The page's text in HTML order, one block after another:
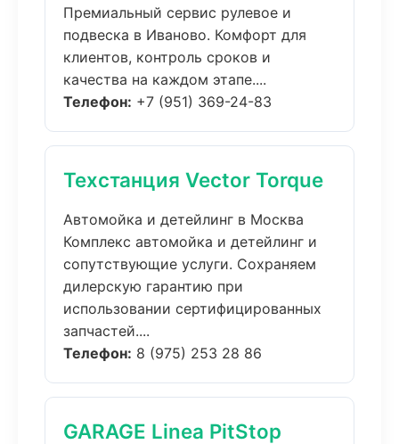
Премиальный сервис рулевое и
подвеска в Иваново. Комфорт для
клиентов, контроль сроков и
качества на каждом этапе....
Телефон: +7 (951) 369-24-83
Техстанция Vector Torque
Автомойка и детейлинг в Москва
Комплекс автомойка и детейлинг и
сопутствующие услуги. Сохраняем
дилерскую гарантию при
использовании сертифицированных
запчастей....
Телефон: 8 (975) 253 28 86
GARAGE Linea PitStop